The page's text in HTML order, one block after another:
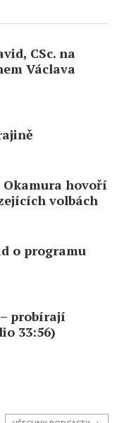
CSc. na
Václava
Okamura hovoří
volbách
o programu
probírají
33:56)